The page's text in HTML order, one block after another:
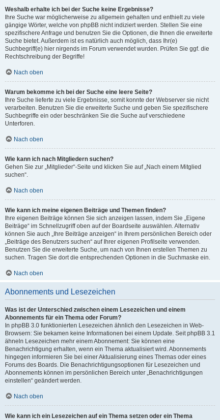
Weshalb erhalte ich bei der Suche keine Ergebnisse?
Ihre Suche war möglicherweise zu allgemein gehalten und enthielt zu viele
gängige Wörter, welche von phpBB nicht indiziert werden. Stellen Sie eine
spezifischere Anfrage und benutzen Sie die Optionen, die Ihnen die erweiterte
Suche bietet. Außerdem ist es natürlich auch möglich, dass Ihr(e)
Suchbegriff(e) hier nirgends im Forum verwendet wurden. Prüfen Sie ggf. die
Rechtschreibung der Begriffe!
Nach oben
Warum bekomme ich bei der Suche eine leere Seite?
Ihre Suche lieferte zu viele Ergebnisse, somit konnte der Webserver sie nicht
verarbeiten. Benutzen Sie die erweiterte Suche und geben Sie spezifischere
Suchbegriffe ein oder beschränken Sie die Suche auf verschiedene
Unterforen.
Nach oben
Wie kann ich nach Mitgliedern suchen?
Gehen Sie zur „Mitglieder“-Seite und klicken Sie auf „Nach einem Mitglied
suchen“.
Nach oben
Wie kann ich meine eigenen Beiträge und Themen finden?
Ihre eigenen Beiträge können Sie sich anzeigen lassen, indem Sie „Eigene
Beiträge“ im Schnellzugriff oben auf der Boardseite auswählen. Alternativ
können Sie auch „Ihre Beiträge anzeigen“ in Ihrem persönlichen Bereich oder
„Beiträge des Benutzers suchen“ auf Ihrer eigenen Profilseite verwenden.
Benutzen Sie die erweiterte Suche, um nach von Ihnen erstellen Themen zu
suchen. Tragen Sie dort die entsprechenden Optionen in die Suchmaske ein.
Nach oben
Abonnements und Lesezeichen
Was ist der Unterschied zwischen einem Lesezeichen und einem
Abonnements für ein Thema oder Forum?
In phpBB 3.0 funktionierten Lesezeichen ähnlich den Lesezeichen in Web-
Browsern: Sie bekamen keine Informationen bei einem Update. Seit phpBB 3.1
ähneln Lesezeichen mehr einem Abonnement: Sie können eine
Benachrichtigung erhalten, wenn ein Thema aktualisiert wird. Abonnements
hingegen informieren Sie bei einer Aktualisierung eines Themas oder eines
Forums des Boards. Die Benachrichtigungsoptionen für Lesezeichen und
Abonnements können im persönlichen Bereich unter „Benachrichtigungen
einstellen“ geändert werden.
Nach oben
Wie kann ich ein Lesezeichen auf ein Thema setzen oder ein Thema